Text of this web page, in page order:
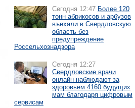
Сегодня 12:47 Более 120
тонн абрикосов и арбузов
въехали в Свердловскую
область без
предупреждение
Россельхознадзора
Сегодня 12:27
Свердловские врачи
онлайн наблюдают за
здоровьем 4160 будущих
мам благодаря цифровым
сервисам